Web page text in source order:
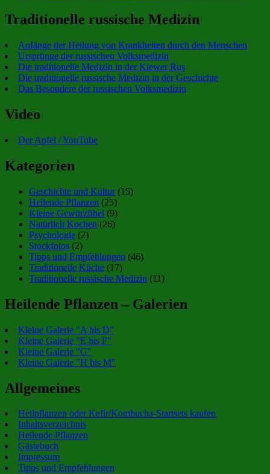
Traditionelle russische Medizin
Anfänge der Heilung von Krankheiten durch den Menschen
Ursprünge der russischen Volksmedizin
Die traditionelle Medizin in der Kiewer Rus
Die traditionelle russische Medizin in der Geschichte
Das Besondere der russischen Volksmedizin
Video
Der Apfel / YouTube
Kategorien
Geschichte und Kultur(15)
Heilende Pflanzen (25)
Kleine Gewürzfibel (9)
Natürlich Kochen (26)
Psychologie (2)
Stockfotos (2)
Tipps und Empfehlungen (46)
Traditionelle Küche (17)
Traditionelle russische Medizin (11)
Heilende Pflanzen – Galerien
Kleine Galerie "A bis D"
Kleine Galerie "E bis F"
Kleine Galerie "G"
Kleine Galerie "H bis M"
Allgemeines
Heilpflanzen oder Kefir/Kombucha-Startsets kaufen
Inhaltsverzeichnis
Heilende Pflanzen
Gästebuch
Impressum
Tipps und Empfehlungen